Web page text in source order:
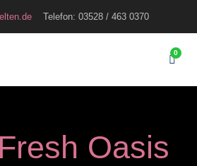
Telefon: 03528 / 463 0370
0
Oasis